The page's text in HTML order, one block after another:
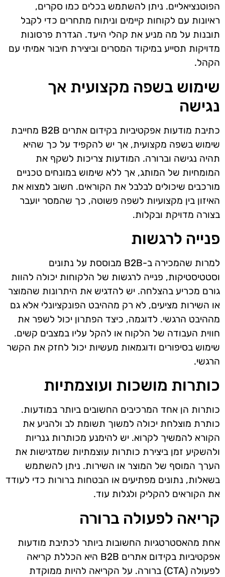
הפוטנציאליים. ניתן להשתמש בכלים כמו סקרים,
ראיונות עם לקוחות קיימים וניתוח מתחרים כדי לקבל
תובנות על מה מניע את קהלי היעד. הגדרת פרסונות
מדויקות תסייע במיקוד המסרים וביצירת חיבור אמיתי עם
הקהל.
שימוש בשפה מקצועית אך
נגישה
כתיבת מודעות אפקטיביות בקידום אתרים B2B מחייבת
שימוש בשפה מקצועית, אך יש להקפיד על כך שהיא
תהיה נגישה וברורה. המודעות צריכות לשקף את
המומחיות של המותג, אך ללא שימוש במונחים טכניים
מורכבים שיכולים לבלבל את הקוראים. חשוב למצוא את
האיזון בין מקצועיות לשפה פשוטה, כך שהמסר יועבר
בצורה מדויקת ובקלות.
פנייה לרגשות
למרות שהמכירה ב-B2B מבוססת על נתונים
וסטטיסטיקות, פנייה לרגשות של הלקוחות יכולה להוות
גורם מכריע בהצלחה. יש להדגיש את היתרונות שהמוצר
או השירות מציעים, לא רק מההיבט הפונקציונלי אלא גם
מההיבט הרגשי. לדוגמה, כיצד הפתרון יכול לשפר את
חווית העבודה של הלקוח או להקל עליו במצבים קשים.
שימוש בסיפורים ודוגמאות מעשיות יכול לחזק את הקשר
הרגשי.
כותרות מושכות ועוצמתיות
כותרות הן אחד המרכיבים החשובים ביותר במודעות.
כותרת מוצלחת יכולה למשוך תשומת לב ולהניע את
הקורא להמשיך לקרוא. יש להימנע מכותרות גנריות
ולהשקיע זמן ביצירת כותרות עוצמתיות שמדגישות את
הערך המוסף של המוצר או השירות. ניתן להשתמש
בשאלות, נתונים מפתיעים או הבטחות ברורות כדי לעודד
את הקוראים להקליק ולגלות עוד.
קריאה לפעולה ברורה
אחת מהאסטרטגיות החשובות ביותר לכתיבת מודעות
אפקטיביות בקידום אתרים B2B היא הכללת קריאה
לפעולה (CTA) ברורה. על הקריאה להיות ממוקדת